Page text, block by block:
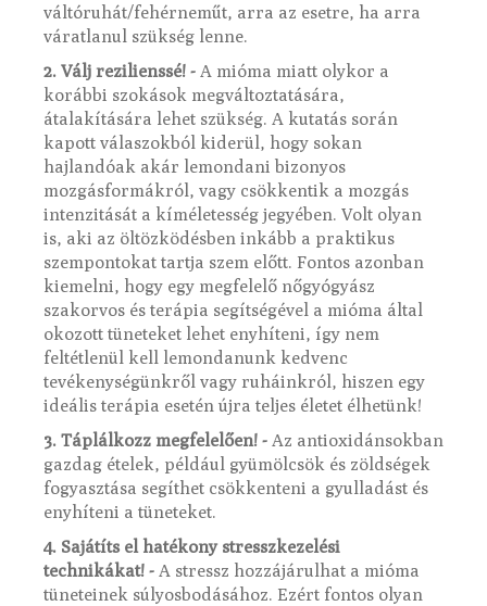
váltóruhát/fehérneműt, arra az esetre, ha arra
váratlanul szükség lenne.
2. Válj rezilienssé! - A mióma miatt olykor a
korábbi szokások megváltoztatására,
átalakítására lehet szükség. A kutatás során
kapott válaszokból kiderül, hogy sokan
hajlandóak akár lemondani bizonyos
mozgásformákról, vagy csökkentik a mozgás
intenzitását a kíméletesség jegyében. Volt olyan
is, aki az öltözködésben inkább a praktikus
szempontokat tartja szem előtt. Fontos azonban
kiemelni, hogy egy megfelelő nőgyógyász
szakorvos és terápia segítségével a mióma által
okozott tüneteket lehet enyhíteni, így nem
feltétlenül kell lemondanunk kedvenc
tevékenységünkről vagy ruháinkról, hiszen egy
ideális terápia esetén újra teljes életet élhetünk!
3. Táplálkozz megfelelően! - Az antioxidánsokban
gazdag ételek, például gyümölcsök és zöldségek
fogyasztása segíthet csökkenteni a gyulladást és
enyhíteni a tüneteket.
4. Sajátíts el hatékony stresszkezelési
technikákat! - A stressz hozzájárulhat a mióma
tüneteinek súlyosbodásához. Ezért fontos olyan